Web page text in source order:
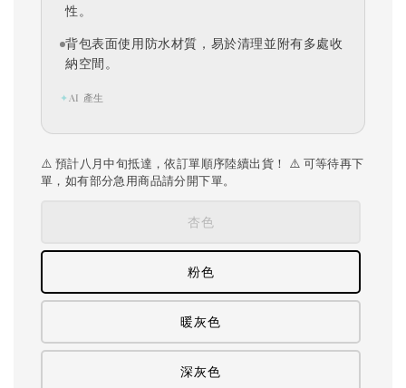
性。
背包表面使用防水材質，易於清理並附有多處收
納空間。
✦ AI 產生
⚠️ 預計八月中旬抵達，依訂單順序陸續出貨！ ⚠️ 可等待再下
單，如有部分急用商品請分開下單。
杏色
粉色
暖灰色
深灰色